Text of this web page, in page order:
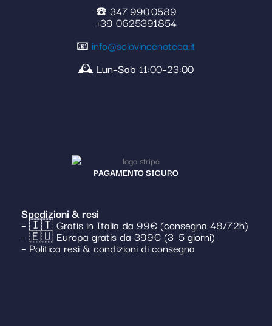
☎️ 347 990 0589
+39 0625391854
📧 info@solovinoenoteca.it
🕰️ Lun–Sab 11:00–23:00
PAGAMENTO SICURO
Spedizioni & resi
– 🇮🇹 Gratis in Italia da 99€ (consegna 48/72h)
– 🇪🇺 Europa gratis da 399€ (3–5 giorni)
– Politica resi & condizioni di consegna